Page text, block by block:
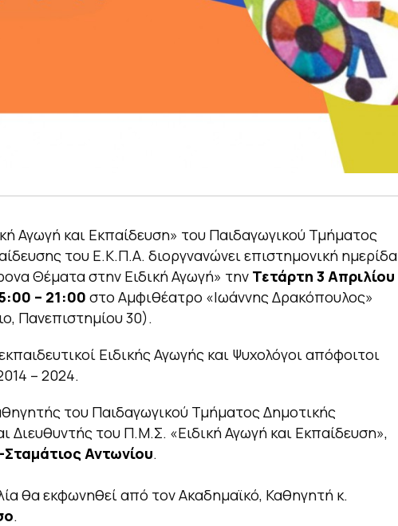
Αγωγή και Εκπαίδευση» του Παιδαγωγικού Τμήματος
του Ε.Κ.Π.Α. διοργνανώνει επιστημονική ημερίδα
Θέματα στην Ειδική Αγωγή» την Τετάρτη 3 Απριλίου
– 21:00 στο Αμφιθέατρο «Iωάννης Δρακόπουλος»
Πανεπιστημίου 30).
Ειδικής Αγωγής και Ψυχολόγοι απόφοιτοι
– 2024.
του Παιδαγωγικού Τμήματος Δημοτικής
Διευθυντής του Π.Μ.Σ. «Ειδική Αγωγή και Εκπαίδευση»,
Αντωνίου.
θα εκφωνηθεί από τον Ακαδημαϊκό, Καθηγητή κ.
.